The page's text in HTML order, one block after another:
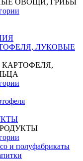
ОВОЩИ, ГРИБЫ
ЛУКОВЫЕ
и полуфабрикаты